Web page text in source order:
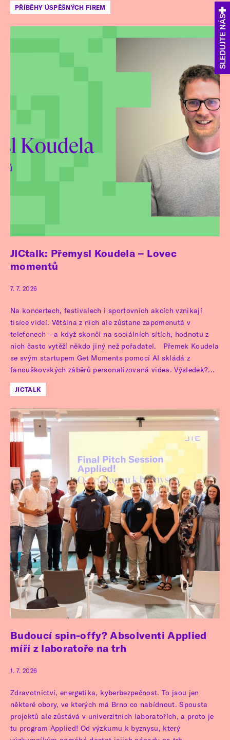
PŘÍBĚHY ÚSPĚŠNÝCH FIREM
JICtalk: Přemysl Koudela – Lovec
momentů
7. 7. 2026
Na koncertech, festivalech i sportovních akcích vznikají
tisíce videí. Většina z nich ale zůstane zapomenutá v
telefonech – a když skončí na sociálních sítích, hodnotu z
nich často vytěží někdo jiný než pořadatel. Přemek Koudela
se svým startupem Get Moments pomocí AI skládá z
fanouškovských záběrů personalizovaná videa. Výsledek?...
JICTALK
Budoucí spin-offy? Absolventi Applied
míří z laboratoře na trh
1. 7. 2026
Zdravotnictví, energetika, kyberbezpečnost. To jsou jen
některé obory, ve kterých má Brno co nabídnout. Spousta
projektů ale zůstává v univerzitních laboratořích, a proto je
tu program Applied! Od výzkumu k byznysu, který
SLEDUJTE NÁS